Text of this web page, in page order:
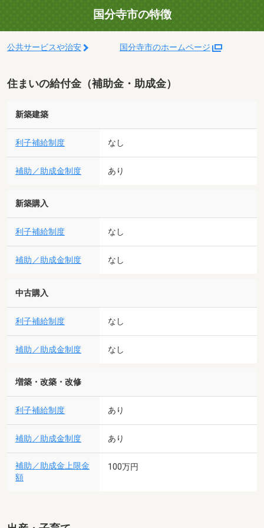
国分寺市の特徴
公共サービスや治安 国分寺市のホームページ
住まいの給付金（補助金・助成金）
新築建築
利子補給制度 なし
補助／助成金制度 あり
新築購入
利子補給制度 なし
補助／助成金制度 なし
中古購入
利子補給制度 なし
補助／助成金制度 なし
増築・改築・改修
利子補給制度 あり
補助／助成金制度 あり
補助／助成金上限金
額
100万円